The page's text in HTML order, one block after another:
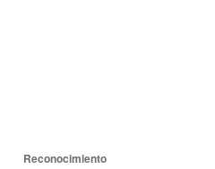
Reconocimiento